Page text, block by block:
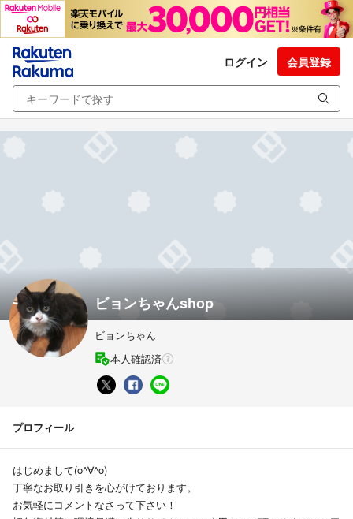
ログイン 会員登録
ビョンちゃんshop
ビョンちゃん
本人確認済
プロフィール
はじめまして(o^∀^o)
丁寧なお取り引きを心がけております。
お気軽にコメントなさって下さい！